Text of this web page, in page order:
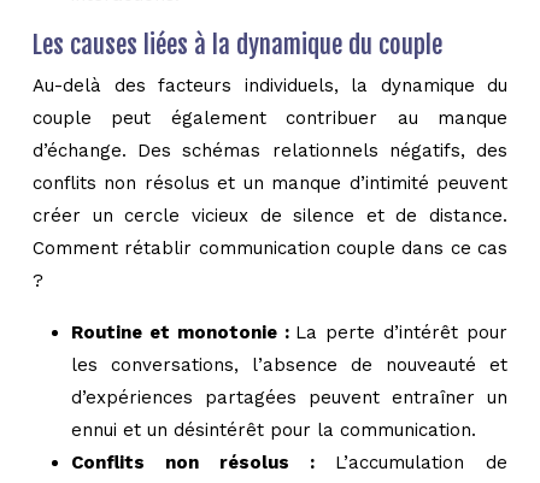
Les causes liées à la dynamique du couple
Au-delà des facteurs individuels, la dynamique du
couple peut également contribuer au manque
d’échange. Des schémas relationnels négatifs, des
conflits non résolus et un manque d’intimité peuvent
créer un cercle vicieux de silence et de distance.
Comment rétablir communication couple dans ce cas
?
Routine et monotonie : La perte d’intérêt pour
les conversations, l’absence de nouveauté et
d’expériences partagées peuvent entraîner un
ennui et un désintérêt pour la communication.
Conflits non résolus : L’accumulation de